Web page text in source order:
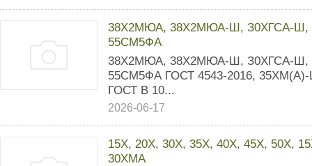
38Х2МЮА, 38Х2МЮА-Ш, З0ХГСА-Ш,
55СМ5ФА
38Х2МЮА, 38Х2МЮА-Ш, З0ХГСА-Ш,
55СМ5ФА ГОСТ 4543-2016,
ГОСТ В 10...
2026-06-17
15Х, 20Х, 30Х, 35Х, 40Х, 45Х, 50Х,
30ХМА